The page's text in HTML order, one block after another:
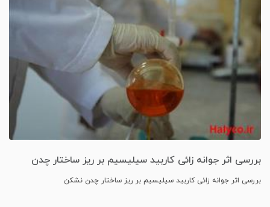
بررسی اثر جوانه زائی کاربید سیلیسیم بر ریز ساختار چدن
نشکن
بررسی اثر جوانه زائی کاربید سیلیسیم بر ریز ساختار چدن نشکن